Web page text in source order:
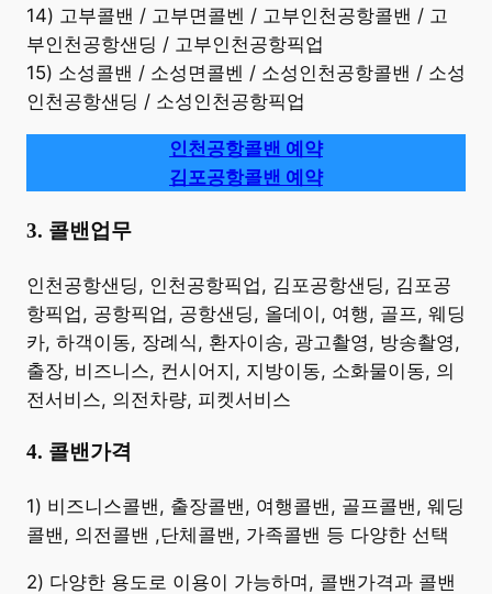
14) 고부콜밴 / 고부면콜벤 / 고부인천공항콜밴 / 고
부인천공항샌딩 / 고부인천공항픽업
15) 소성콜밴 / 소성면콜벤 / 소성인천공항콜밴 / 소성
인천공항샌딩 / 소성인천공항픽업
인천공항콜밴 예약
김포공항콜밴 예약
3. 콜밴업무
​인천공항샌딩, 인천공항픽업, 김포공항샌딩, 김포공
항픽업, 공항픽업, 공항샌딩, 올데이, 여행, 골프, 웨딩
카, 하객이동, 장례식, 환자이송, 광고촬영, 방송촬영,
출장, 비즈니스, 컨시어지, 지방이동, 소화물이동, 의
전서비스, 의전차량, 피켓서비스
4. 콜밴가격
​1) 비즈니스콜밴, 출장콜밴, 여행콜밴, 골프콜밴, 웨딩
콜밴, 의전콜밴 ,단체콜밴, 가족콜밴 등 다양한 선택
2) 다양한 용도로 이용이 가능하며, 콜밴가격과 콜밴